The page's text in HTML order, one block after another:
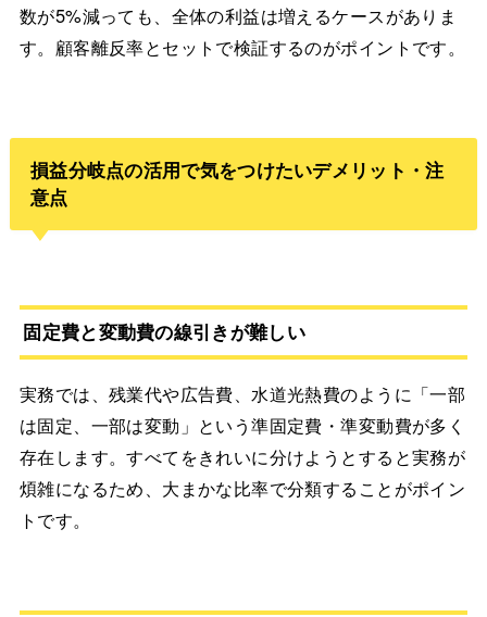
数が5%減っても、全体の利益は増えるケースがありま
す。顧客離反率とセットで検証するのがポイントです。
損益分岐点の活用で気をつけたいデメリット・注
意点
固定費と変動費の線引きが難しい
実務では、残業代や広告費、水道光熱費のように「一部
は固定、一部は変動」という準固定費・準変動費が多く
存在します。すべてをきれいに分けようとすると実務が
煩雑になるため、大まかな比率で分類することがポイン
トです。